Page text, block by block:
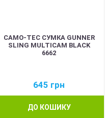
CAMO-TEC СУМКА GUNNER
SLING MULTICAM BLACK
6662
645 грн
ДО КОШИКУ